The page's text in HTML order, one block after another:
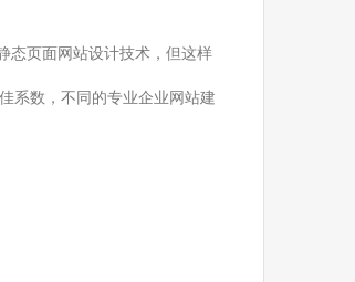
态页面网站设计技术，但这样
系数，不同的专业企业网站建